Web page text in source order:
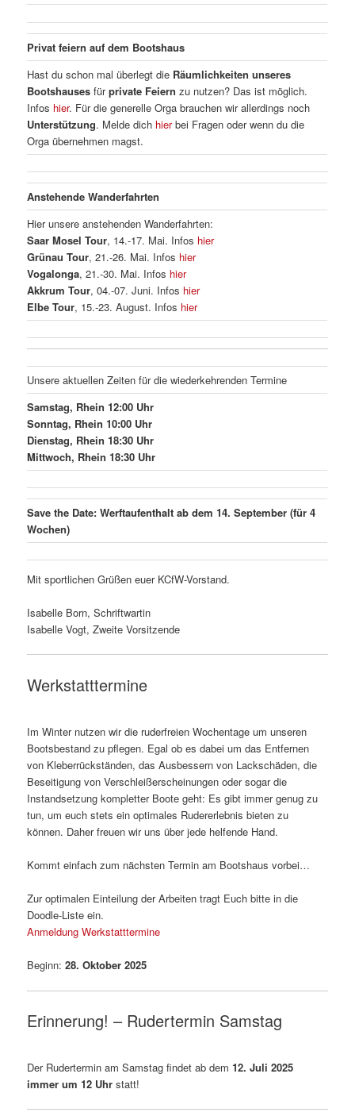
Privat feiern auf dem Bootshaus
Hast du schon mal überlegt die Räumlichkeiten unseres
Bootshauses fürprivate Feiern zu nutzen? Das ist möglich.
Infos hier. Für die generelle Orga brauchen wir allerdings noch
Unterstützung. Melde dich hierbei Fragen oder wenn du die
Orga übernehmen magst.
Anstehende Wanderfahrten
Hier unsere anstehenden Wanderfahrten:
Saar Mosel Tour, 14.-17. Mai. Infos hier
Grünau Tour, 21.-26. Mai. Infos hier
Vogalonga, 21.-30. Mai. Infos hier
Akkrum Tour, 04.-07. Juni. Infos hier
Elbe Tour, 15.-23. August. Infos hier
Unsere aktuellen Zeiten für die wiederkehrenden Termine
Samstag, Rhein 12:00 Uhr
Sonntag, Rhein 10:00 Uhr
Dienstag, Rhein 18:30 Uhr
Mittwoch, Rhein 18:30 Uhr
Save the Date: Werftaufenthalt ab dem 14. September (für 4
Wochen)
Mit sportlichen Grüßen euer KCfW-Vorstand.
Isabelle Born, Schriftwartin
Isabelle Vogt, Zweite Vorsitzende
Werkstatttermine
Im Winter nutzen wir die ruderfreien Wochentage um unseren
Bootsbestand zu pflegen. Egal ob es dabei um das Entfernen
von Kleberrückständen, das Ausbessern von Lackschäden, die
Beseitigung von Verschleißerscheinungen oder sogar die
Instandsetzung kompletter Boote geht: Es gibt immer genug zu
tun, um euch stets ein optimales Rudererlebnis bieten zu
können. Daher freuen wir uns über jede helfende Hand.
Kommt einfach zum nächsten Termin am Bootshaus vorbei…
Zur optimalen Einteilung der Arbeiten tragt Euch bitte in die
Doodle-Liste ein.
Anmeldung Werkstatttermine
Beginn:28. Oktober 2025
Erinnerung! – Rudertermin Samstag
Der Rudertermin am Samstag findet ab dem12. Juli 2025
immer um 12 Uhr statt!